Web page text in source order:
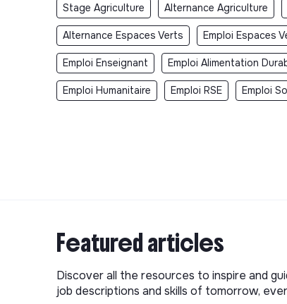
Stage Agriculture Alternance Agriculture
Alternance Espaces Verts Emploi Espaces
Emploi Enseignant Emploi Alimentation
Emploi Humanitaire Emploi RSE Emploi
Featured articles
Discover all the resources to inspire and
job descriptions and skills of tomorrow,